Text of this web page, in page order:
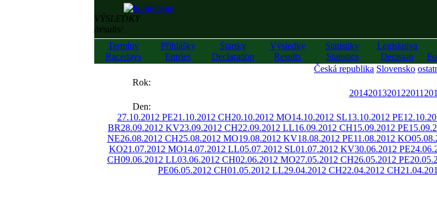
VÝSLEDKY
/results/
Termíny
Racedays
Přihlášky
Entries
Startky
Declaration
Výsledky
Results
Statistiky
Statistics
Legislativa
Decision
Česká republika Slovensko
Rok:
2014201320122011
Den:
27.10.2012 PE21.10.2012 CH20.10.2012 MO14.10.2012 SL13.10.2012 PE
BR28.09.2012 KV23.09.2012 CH22.09.2012 LL16.09.2012 CH15.09.2012 PE
NE26.08.2012 CH25.08.2012 MO19.08.2012 KV18.08.2012 PE11.08.2012 KO
KO21.07.2012 MO14.07.2012 LL05.07.2012 SL01.07.2012 KV30.06.2012 PE
CH09.06.2012 LL03.06.2012 CH02.06.2012 MO27.05.2012 CH26.05.2012 PE
PE06.05.2012 CH01.05.2012 LL29.04.2012 CH22.04.2012 CH